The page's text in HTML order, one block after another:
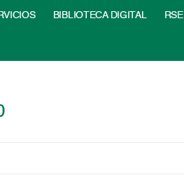
BIBLIOTECA DIGITAL RSE